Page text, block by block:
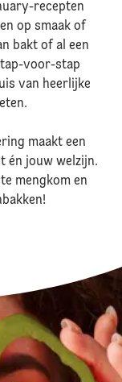
recepten
op smaak of
bakt of al een
voor-stap
van heerlijke
maakt een
én jouw welzijn.
mengkom en